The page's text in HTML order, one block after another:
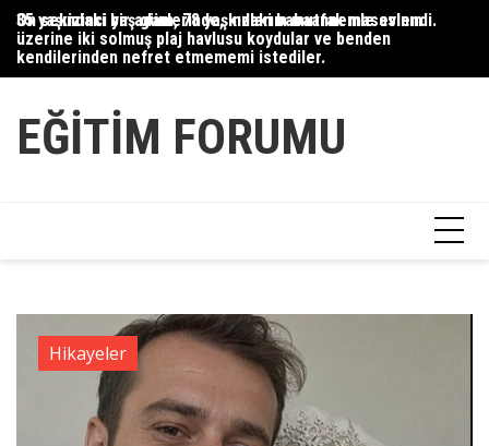
Skip
content
35 yaşındaki bir adam, 78 yaşındaki babaannemle evlendi.
On sekizinci yaş günlerinde, kızlarım mutfak masasının
üzerine iki solmuş plaj havlusu koydular ve benden
kendilerinden nefret etmememi istediler.
EĞITIM FORUMU
Hikayeler